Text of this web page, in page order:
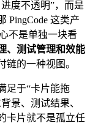
度不透明”，而是
PingCode 这类产
不是单独一块看
、测试管理和效能
的一种视图。
足于“卡片能拖
景、测试结果、
卡片就不是孤立任